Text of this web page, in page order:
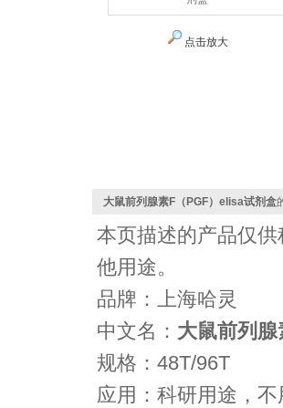
点击放大
大鼠前列腺素F（PGF）elisa试剂盒
本页描述的产品仅
他用途。
品牌：上海哈灵
中文名： 大鼠前列
规格：48T/96T
应用：科研用途，